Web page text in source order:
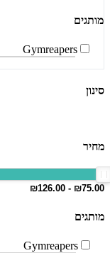
מותגים
Gymreapers
סינון
מחיר
מותגים
Gymreapers